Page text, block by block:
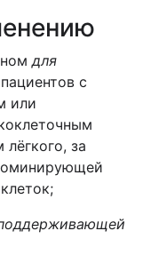
для
пациентов с
или
за